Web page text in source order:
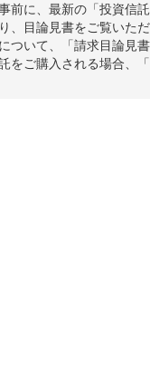
前に、最新の「投資信
、目論見書をご覧いた
ついて、「請求目論見
をご購入される場合、